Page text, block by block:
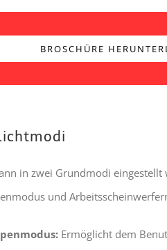
BROSCHÜRE
in zwei Grundmodi eingestellt
und
Ermöglicht dem